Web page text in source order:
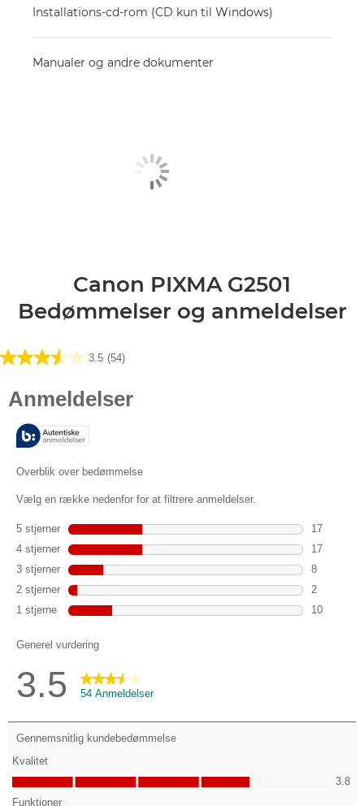
Installations-cd-rom (CD kun til Windows)
Manualer og andre dokumenter
Canon PIXMA G2501
Bedømmelser og anmeldelser
3.5 (54)
3.5
stjerner.